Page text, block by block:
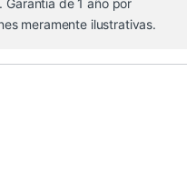
de 1 año por
meramente ilustrativas.